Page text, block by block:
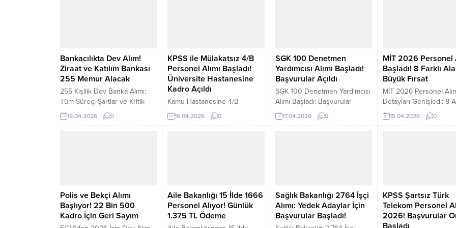
Bankacılıkta Dev Alım!
Ziraat ve Katılım Bankası
255 Memur Alacak
255 Kişilik Dev Banka Alımı:
Tüm Süreç, Şartlar ve Kritik
Detaylar Ziraat Bankası ile
Ziraat Katılım Bankası
alımda, adaylar yazılı sınav ve
mülakat aşamalarından
geçerek istihdam edilecek.
Kontenjanlar...
19.04.2026 0
KPSS ile Mülakatsız 4/B
Personel Alımı Başladı!
Üniversite Hastanesine
Kadro Açıldı
Kamu Hastanesine 4/B
Personel Alımı: KPSS ile
Mülakatsız Yerleştirme
üstünlüğüne göre yapılacak
alımda adaylar için mülakat
yapılmayacak. İşte ilanın tüm
ayrıntıları ve kritik noktalar:
19.04.2026 0
SGK 100 Denetmen
Yardımcısı Alımı Başladı!
Başvurular Açıldı
SGK 100 Denetmen Yardımcısı
Alımı Başladı: Başvurular
Kariyer Kapısı Üzerinden
Alınıyor Sosyal Güvenlik
adaylar başvurularını 3 Mayıs
2026 tarihine kadar Kariyer
Kapısı sistemi üzerinden
gerçekleştirebilecek. Kamu
17.04.2026 0
MİT 2026 Personel
Başladı! 8 Farklı
Büyük Fırsat
MİT 2026 Personel
Detayları Genişledi: 8
Başvuru Süreci ve Tüm
Milli İstihbarat Teşkilatı
alınırken, adaylardan
genel hem de
kriterleri sağlamaları
bekleniyor. Alım...
15.04.2026 0
Polis ve Bekçi Alımı
Başlıyor! 22 Bin 500
Kadro İçin Geri Sayım
Aile Bakanlığı 15 İlde 1666
Personel Alıyor! Günlük
1.375 TL Ödeme
Sağlık Bakanlığı 2764 İşçi
Alımı: Yedek Adaylar İçin
Başvurular Başladı!
KPSS Şartsız Türk
Telekom Personel
2026! Başvurular